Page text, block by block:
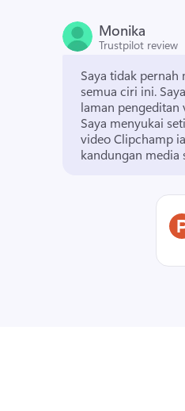
Monika
Trustpilot review
Saya tidak pernah
semua ciri ini.
Saya menyukai
video Clipchamp
kandungan media